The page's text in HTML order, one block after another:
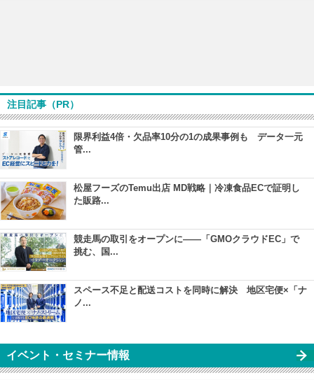
注目記事（PR）
限界利益4倍・欠品率10分の1の成果事例も データ一元
管...
松屋フーズのTemu出店 MD戦略｜冷凍食品ECで証明し
た販路...
競走馬の取引をオープンに――「GMOクラウドEC」で
挑む、国...
スペース不足と配送コストを同時に解決 地区宅便×「ナ
ノ...
イベント・セミナー情報